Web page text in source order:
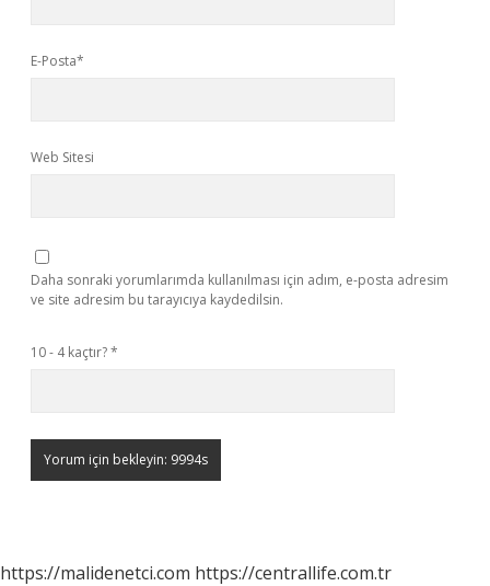
E-Posta*
Web Sitesi
Daha sonraki yorumlarımda kullanılması için adım, e-posta adresim
ve site adresim bu tarayıcıya kaydedilsin.
10 - 4 kaçtır?*
https://malidenetci.com https://centrallife.com.tr